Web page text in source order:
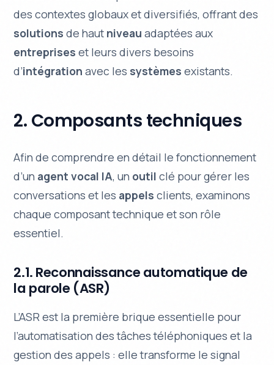
des contextes globaux et diversifiés, offrant des
solutions de haut niveau adaptées aux
entreprises et leurs divers besoins
d’intégration avec les systèmes existants.
2. Composants techniques
Afin de comprendre en détail le fonctionnement
d’un agent vocal IA, un outil clé pour gérer les
conversations et les appels clients, examinons
chaque composant technique et son rôle
essentiel.
2.1. Reconnaissance automatique de
la parole (ASR)
L’ASR est la première brique essentielle pour
l’automatisation des tâches téléphoniques et la
gestion des appels : elle transforme le signal